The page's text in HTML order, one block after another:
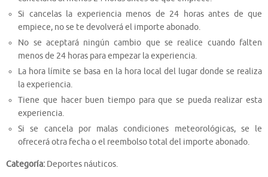
Si cancelas la experiencia menos de 24 horas antes de que
empiece, no se te devolverá el importe abonado.
No se aceptará ningún cambio que se realice cuando falten
menos de 24 horas para empezar la experiencia.
La hora límite se basa en la hora local del lugar donde se realiza
la experiencia.
Tiene que hacer buen tiempo para que se pueda realizar esta
experiencia.
Si se cancela por malas condiciones meteorológicas, se le
ofrecerá otra fecha o el reembolso total del importe abonado.
Categoría: Deportes náuticos.